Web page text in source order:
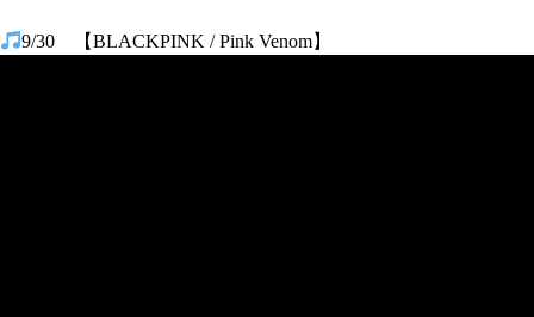
9/30 【BLACKPINK / Pink Venom】